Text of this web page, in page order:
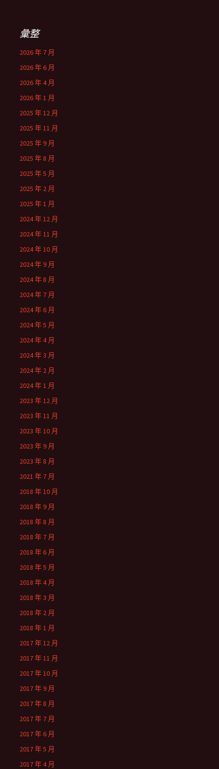
彙整
2026 年 7 月
2026 年 6 月
2026 年 4 月
2026 年 1 月
2025 年 12 月
2025 年 11 月
2025 年 9 月
2025 年 8 月
2025 年 5 月
2025 年 2 月
2025 年 1 月
2024 年 12 月
2024 年 11 月
2024 年 10 月
2024 年 9 月
2024 年 8 月
2024 年 7 月
2024 年 6 月
2024 年 5 月
2024 年 4 月
2024 年 3 月
2024 年 2 月
2024 年 1 月
2023 年 12 月
2023 年 11 月
2023 年 10 月
2023 年 9 月
2023 年 8 月
2021 年 7 月
2018 年 10 月
2018 年 9 月
2018 年 8 月
2018 年 7 月
2018 年 6 月
2018 年 5 月
2018 年 4 月
2018 年 3 月
2018 年 2 月
2018 年 1 月
2017 年 12 月
2017 年 11 月
2017 年 10 月
2017 年 9 月
2017 年 8 月
2017 年 7 月
2017 年 6 月
2017 年 5 月
2017 年 4 月